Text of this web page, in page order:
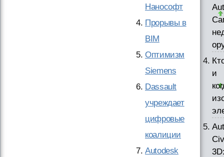
Нанософт
Прорывы в
BIM
Оптимизм
Siemens
Dassault
учреждает
цифровые
коалиции
Autodesk
и